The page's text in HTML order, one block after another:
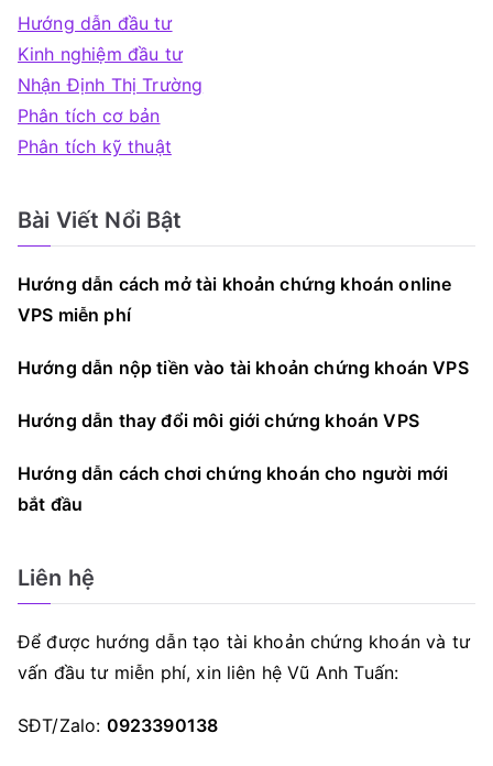
Hướng dẫn đầu tư
Kinh nghiệm đầu tư
Nhận Định Thị Trường
Phân tích cơ bản
Phân tích kỹ thuật
Bài Viết Nổi Bật
Hướng dẫn cách mở tài khoản chứng khoán online
VPS miễn phí
Hướng dẫn nộp tiền vào tài khoản chứng khoán VPS
Hướng dẫn thay đổi môi giới chứng khoán VPS
Hướng dẫn cách chơi chứng khoán cho người mới
bắt đầu
Liên hệ
Để được hướng dẫn tạo tài khoản chứng khoán và tư
vấn đầu tư miễn phí, xin liên hệ Vũ Anh Tuấn:
SĐT/Zalo: 0923390138